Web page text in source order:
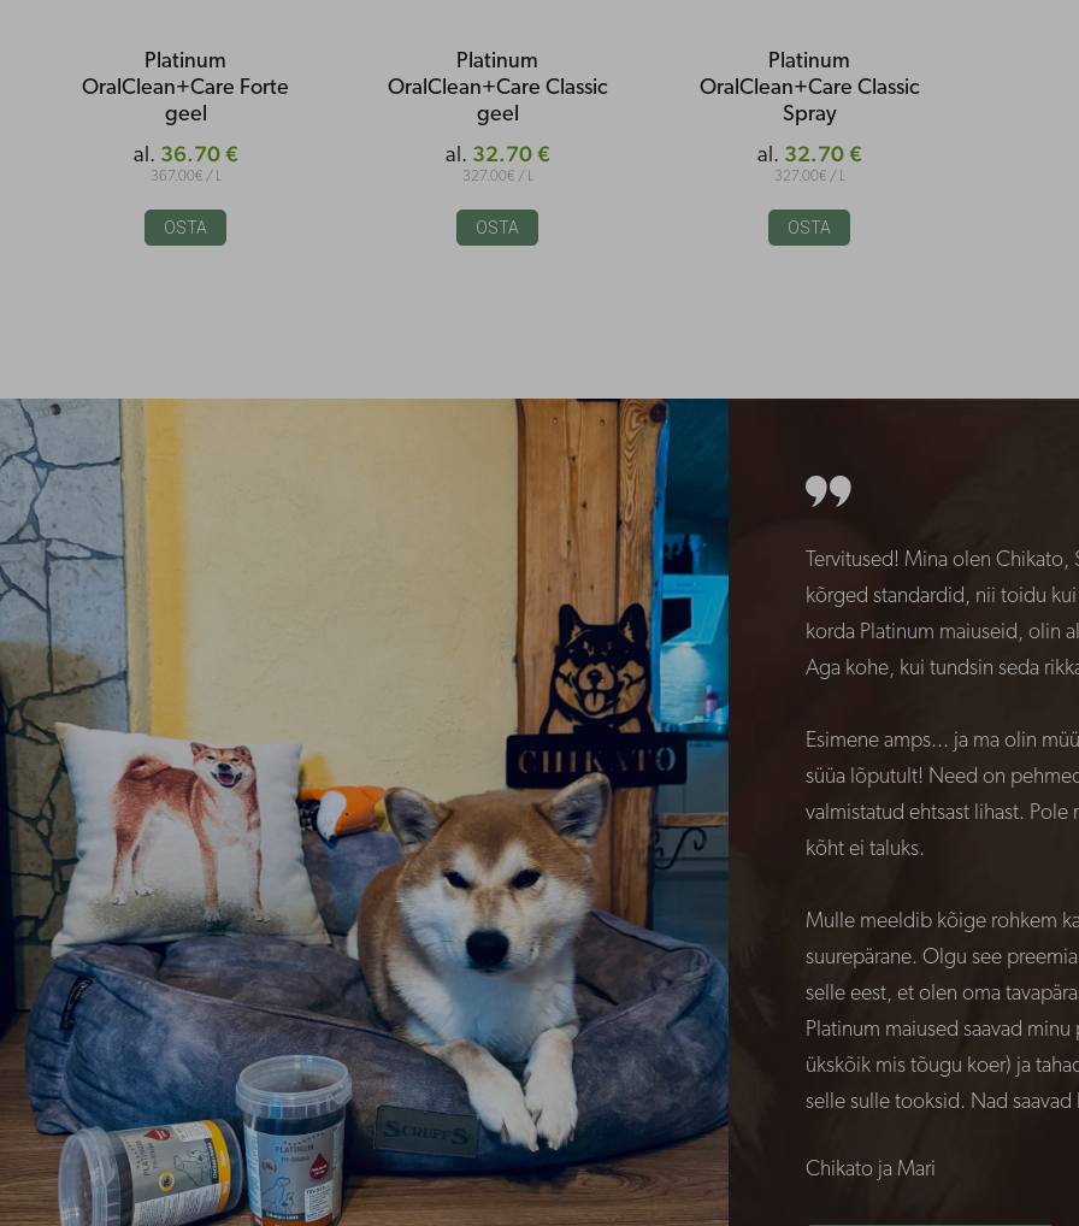
Platinum
OralClean+Care Forte
geel
al. 36.70 €
367.00€ / L
OSTA
Platinum
OralClean+Care Classic
geel
al. 32.70 €
327.00€ / L
OSTA
Platinum
OralClean+Care Classic
Spray
al. 32.70 €
327.00€ / L
OSTA
Tervitused! Mina olen
kõrged standardid, nii toidu
korda Platinum maiuseid, olin
Aga kohe, kui tundsin seda
Esimene amps... ja ma olin
süüa lõputult! Need on
valmistatud ehtsast lihast.
kõht ei taluks.
Mulle meeldib kõige rohkem
suurepärane. Olgu see
selle eest, et olen oma
Platinum maiused saavad
ükskõik mis tõugu koer) ja
selle sulle tooksid. Nad
Chikato ja Mari